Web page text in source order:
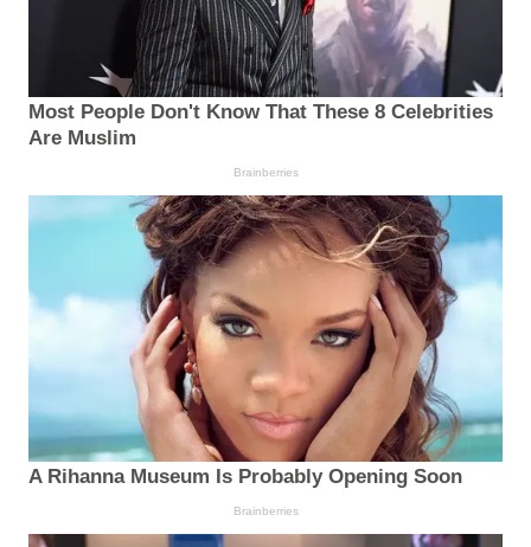
Most People Don't Know That These 8 Celebrities
Are Muslim
Brainberries
A Rihanna Museum Is Probably Opening Soon
Brainberries